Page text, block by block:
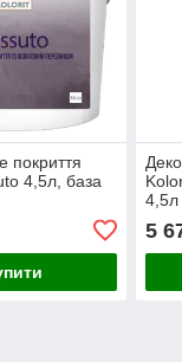
покриття
4,5л, база
4,5л
5